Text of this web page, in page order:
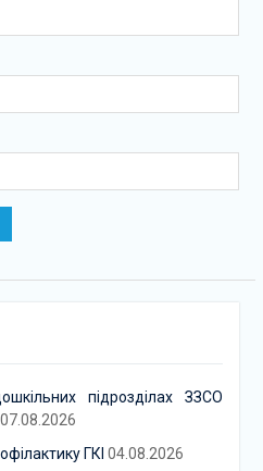
підрозділах ЗЗСО
07.08.2026
ГКІ 04.08.2026